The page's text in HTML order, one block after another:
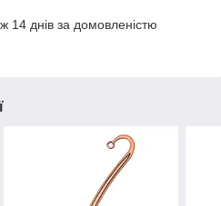
14 днів за домовленістю